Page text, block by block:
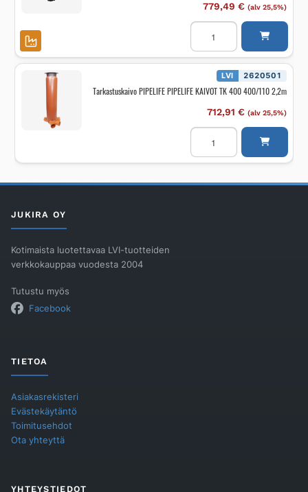
779,49 € (alv 25,5%)
WAVIN
400x160
2,2m
40TN
RISTEÄVÄ
määrä
LVI 2620501
Tarkastuskaivo PIPELIFE PIPELIFE KAIVOT TK 400 400/110 2,2m
712,91 € (alv 25,5%)
Tarkastuskaivo
PIPELIFE
PIPELIFE
KAIVOT
400/110
JUKIRA OY
Kotimaista luotettavaa LVI-tuotteiden
verkkokauppaa vuodesta 2004
Tutustu myös
Facebook
TIETOA
Asiakasrekisteri
Evästekäytäntö
Toimitusehdot
Ota yhteyttä
YHTEYSTIEDOT